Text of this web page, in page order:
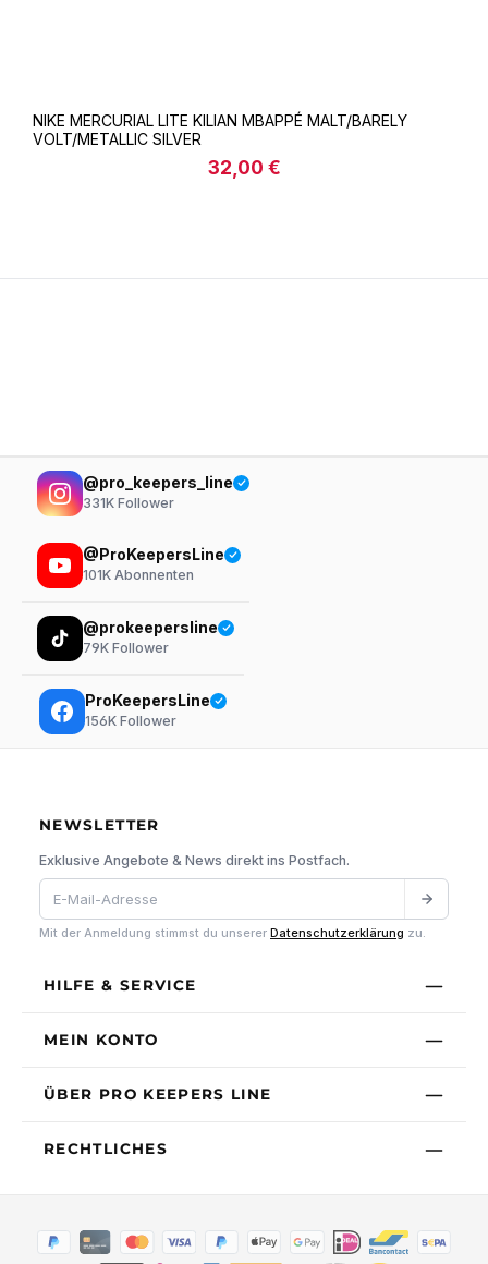
NIKE MERCURIAL LITE KILIAN MBAPPÉ MALT/BARELY
VOLT/METALLIC SILVER
Regulärer Preis:
32,00 €
@pro_keepers_line
331K Follower
@ProKeepersLine
101K Abonnenten
@prokeepersline
79K Follower
ProKeepersLine
156K Follower
NEWSLETTER
Exklusive Angebote & News direkt ins Postfach.
Mit der Anmeldung stimmst du unserer Datenschutzerklärung zu.
HILFE & SERVICE
MEIN KONTO
ÜBER PRO KEEPERS LINE
RECHTLICHES